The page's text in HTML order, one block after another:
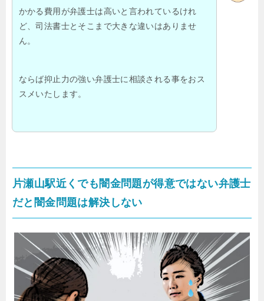
かかる費用が弁護士は高いと言われているけれ
ど、司法書士とそこまで大きな違いはありませ
ん。
ならば抑止力の強い弁護士に相談される事をおス
スメいたします。
片瀬山駅近くでも闇金問題が得意ではない弁護士
だと闇金問題は解決しない